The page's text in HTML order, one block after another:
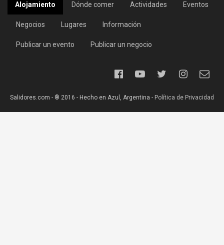
Alojamiento Dónde comer Actividades Eventos
Negocios Lugares Información
Publicar un evento Publicar un negocio
Salidores.com - ® 2016 - Hecho en Azul, Argentina - Política de Privacidad